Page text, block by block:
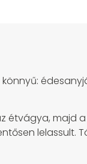
étvágya, majd
lelassult.